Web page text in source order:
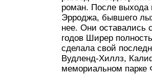
роман. После
Эрроджа, бывшего
нее. Они оставались
годов Ширер
сделала свой
Вудленд-Хиллз,
мемориальном парке